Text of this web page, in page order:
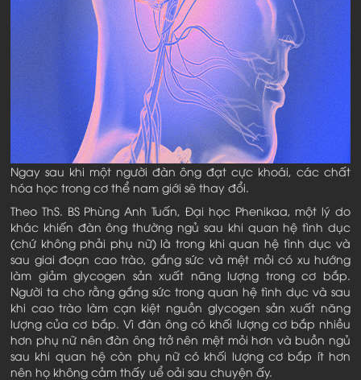
Ngay sau khi một người đàn ông đạt cực khoái, các chất
hóa học trong cơ thể nam giới sẽ thay đổi.
Theo ThS. BS Phùng Anh Tuấn, Đại học Phenikaa, một lý do
khác khiến đàn ông thường ngủ sau khi quan hệ tình dục
(chứ không phải phụ nữ) là trong khi quan hệ tình dục và
sau giai đoạn cao trào, gắng sức và mệt mỏi có xu hướng
làm giảm glycogen sản xuất năng lượng trong cơ bắp.
Người ta cho rằng gắng sức trong quan hệ tình dục và sau
khi cao trào làm cạn kiệt nguồn glycogen sản xuất năng
lượng của cơ bắp. Vì đàn ông có khối lượng cơ bắp nhiều
hơn phụ nữ nên đàn ông trở nên mệt mỏi hơn và buồn ngủ
sau khi quan hệ còn phụ nữ có khối lượng cơ bắp ít hơn
nên họ không cảm thấy uể oải sau chuyện ấy.